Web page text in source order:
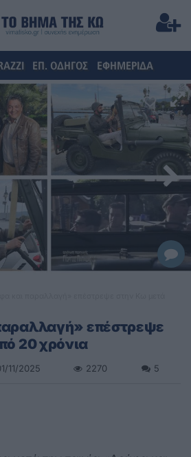
ΕΠ. ΟΔΗΓΟΣ ΕΦΗΜΕΡΙΔΑ
επέστρεψε
20 χρόνια
11/2025 2270 5